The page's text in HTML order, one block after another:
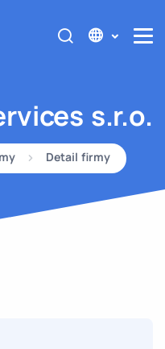
s.r.o.
Detail firmy